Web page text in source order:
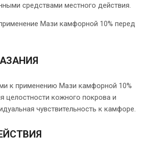
средствами местного действия.
Мази камфорной 10% перед
к применению Мази камфорной 10%
целостности кожного покрова и
чувствительность к камфоре.